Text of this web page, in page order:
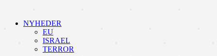
NYHEDER
EU
ISRAEL
TERROR